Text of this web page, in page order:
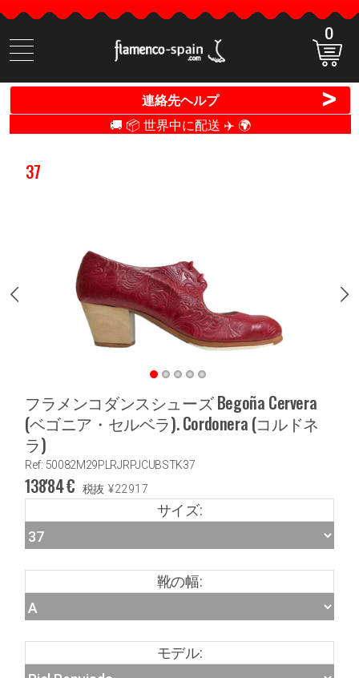
商
品
検
0
連絡先ヘルプ >
🚚 📦 世界中に配送 ✈️ 🌍
37
フラメンコダンスシューズ Begoña Cervera
(ベゴニア・セルベラ). Cordonera (コルドネ
ラ)
Ref: 50082M29PLRJRPJCUBSTK37
138'84€ 税抜 ¥22917
サイズ:
靴の幅:
モデル: